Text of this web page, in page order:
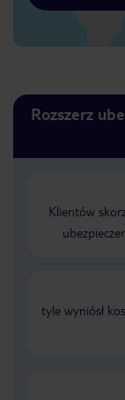
Rozszerz
Klientów
tyle wyniósł